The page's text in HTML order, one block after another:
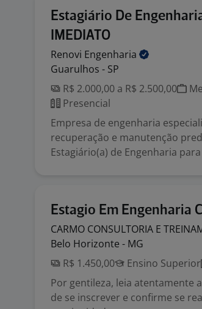
Estagiário De
IMEDIATO
Renovi Engenharia
Guarulhos - SP
R$ 2.000,00 a R$ 2.500,00
Presencial
Empresa de engenharia
recuperação e manutenção
Estagiário(a) de Engenharia
Estagio Em Engenharia
CARMO CONSULTORIA E
Belo Horizonte - MG
R$ 1.450,00
Ensino Superior
Por gentileza, leia atentamente
de se inscrever e confirme se